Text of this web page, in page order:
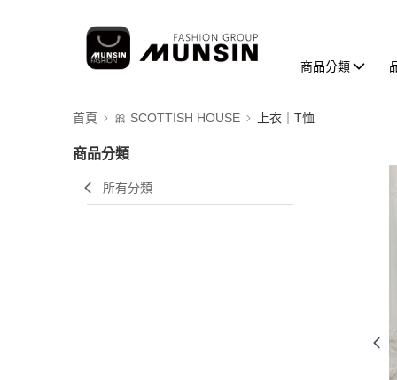
商品分類
首頁 🎀 SCOTTISH HOUSE 上衣｜T恤
商品分類
所有分類